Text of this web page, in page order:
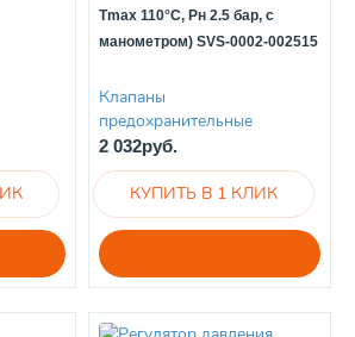
Tmax 110°C, Рн 2.5 бар, с
манометром) SVS-0002-002515
Клапаны
предохранительные
2 032руб.